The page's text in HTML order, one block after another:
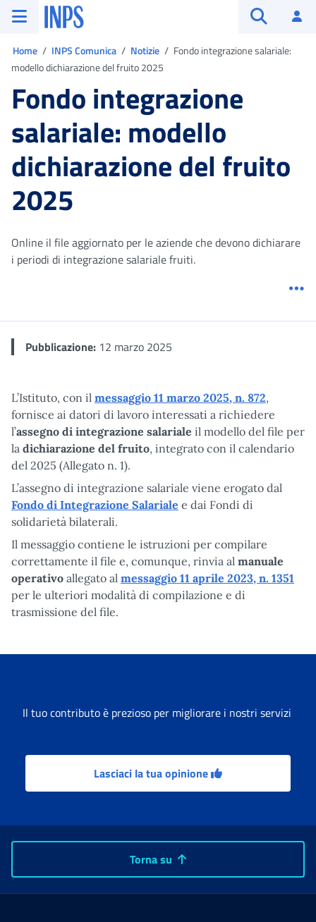
Vai al menu principale
Vai al contenuto principale
Vai al pie' di pagina
INPS ()
Home INPS Comunica Notizie
Fondo integrazione salariale:
modello dichiarazione del fruito 2025
Fondo integrazione
salariale: modello
dichiarazione del fruito
2025
Online il file aggiornato per le aziende che devono dichiarare
i periodi di integrazione salariale fruiti.
Pubblicazione: 12 marzo 2025
L’Istituto, con il messaggio 11 marzo 2025, n. 872,
fornisce ai datori di lavoro interessati a richiedere
l’assegno di integrazione salariale il modello del file per
la dichiarazione del fruito, integrato con il calendario
del 2025 (Allegato n. 1).
L’assegno di integrazione salariale viene erogato dal
Fondo di Integrazione Salariale e dai Fondi di
solidarietà bilaterali.
Il messaggio contiene le istruzioni per compilare
correttamente il file e, comunque, rinvia al manuale
operativo allegato al messaggio 11 aprile 2023, n. 1351
per le ulteriori modalità di compilazione e di
trasmissione del file.
Il tuo contributo è prezioso per migliorare i nostri servizi
Lasciaci la tua opinione
Torna su